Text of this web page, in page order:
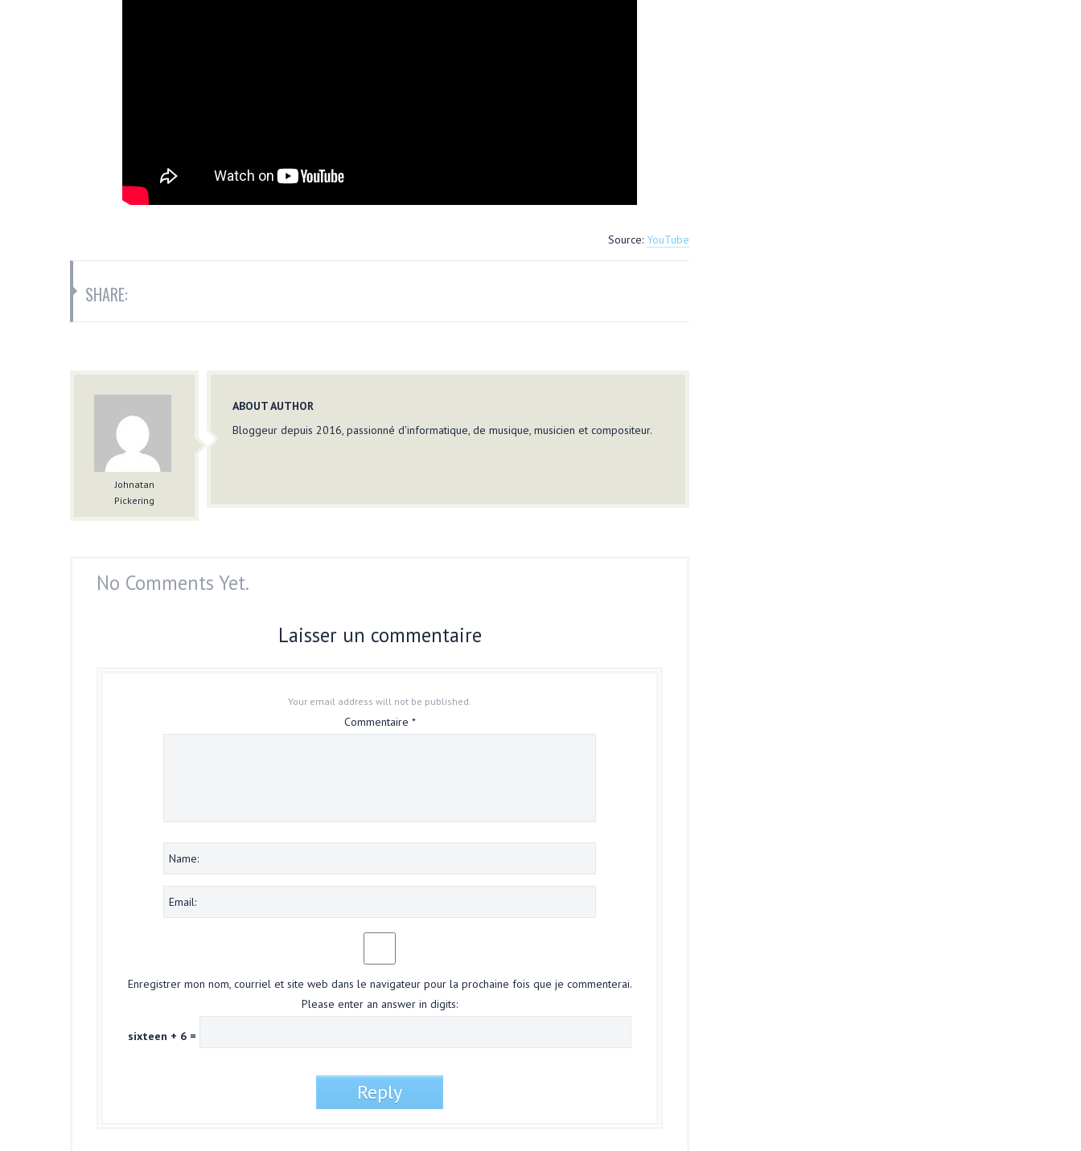
Source: YouTube
SHARE:
Johnatan
Pickering
ABOUT AUTHOR
Bloggeur depuis 2016, passionné d'informatique, de musique, musicien et compositeur.
No Comments Yet.
Laisser un commentaire
Your email address will not be published.
Commentaire *
Enregistrer mon nom, courriel et site web dans le navigateur pour la prochaine fois que je commenterai.
Please enter an answer in digits:
sixteen + 6 =